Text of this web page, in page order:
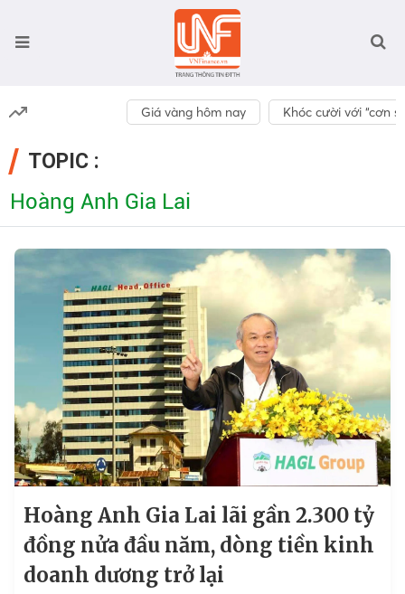
Giá vàng hôm nay Khóc cười với “cơn
TOPIC :
Hoàng Anh Gia Lai
Hoàng Anh Gia Lai lãi gần 2.300 tỷ
đồng nửa đầu năm, dòng tiền kinh
doanh dương trở lại